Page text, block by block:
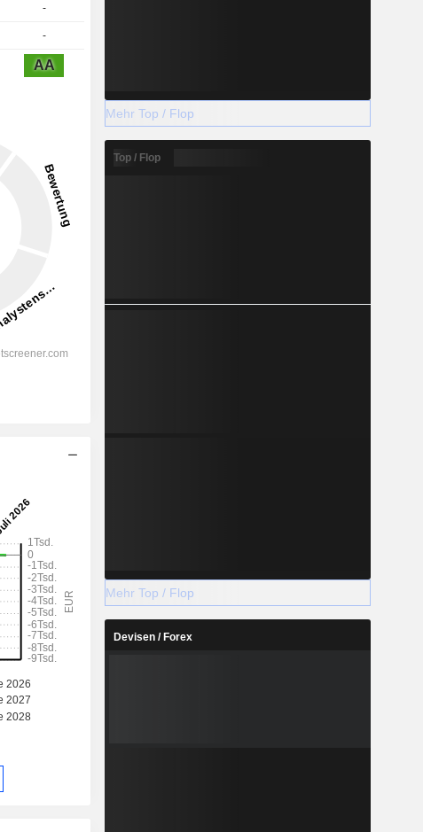
-
-
AA
Mehr Top / Flop
Top / Flop
Mehr Top / Flop
Devisen / Forex